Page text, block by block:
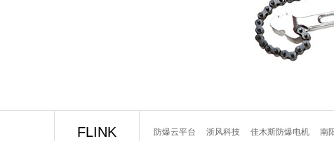
FLINK 防爆云平台 浙风科技 佳木斯防爆电机 南